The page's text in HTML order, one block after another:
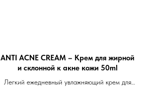
ANTI ACNE CREAM – Крем для жирной
и склонной к акне кожи 50ml
Легкий ежедневный увлажняющий крем для